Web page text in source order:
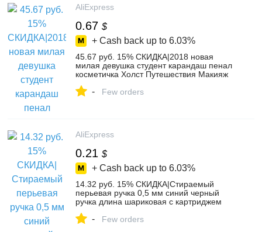
AliExpress
0.67 $
+ Cash back up to 6.03%
45.67 руб. 15% СКИДКА|2018 новая
милая девушка студент карандаш пенал
косметичка Холст Путешествия Макияж
AliExpress
- Few orders
AliExpress
0.21 $
+ Cash back up to 6.03%
14.32 руб. 15% СКИДКА|Стираемый
перьевая ручка 0,5 мм синий черный
ручка длина шариковая с картриджем
принадлежности для студентов офисные
- Few orders